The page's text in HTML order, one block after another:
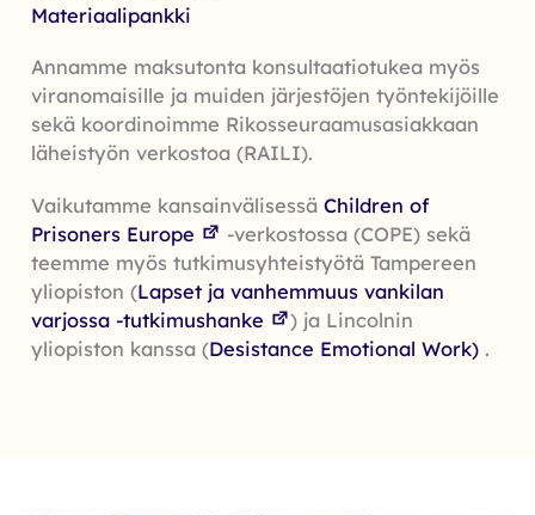
Materiaalipankki
Annamme maksutonta konsultaatiotukea myös
viranomaisille ja muiden järjestöjen työntekijöille
sekä koordinoimme Rikosseuraamusasiakkaan
läheistyön verkostoa (RAILI).
Vaikutamme kansainvälisessäChildren of
Prisoners Europe
-verkostossa (COPE) sekä
teemme myös tutkimusyhteistyötä Tampereen
yliopiston (Lapset ja vanhemmuus vankilan
varjossa -tutkimushanke
) ja Lincolnin
yliopiston kanssa (Desistance Emotional Work) .